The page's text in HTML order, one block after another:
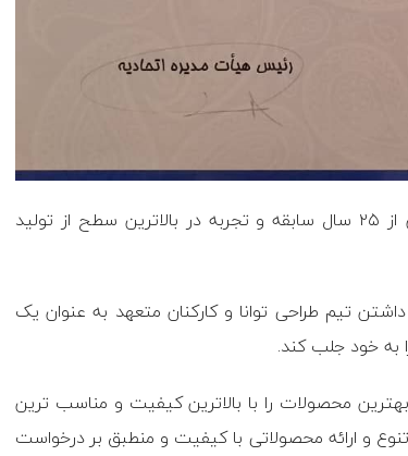
پوشاک اندیشه با بیش از ۲۵ سال سابقه و تجربه در بالاترین سطح از تولید
تیم طراحی توانا و کارکنان متعهد به عنوان یک
به خود جلب کند.
محصولات را با بالاترین کیفیت و مناسب ترین
و ارائه محصولاتی با کیفیت و منطبق بر درخواست